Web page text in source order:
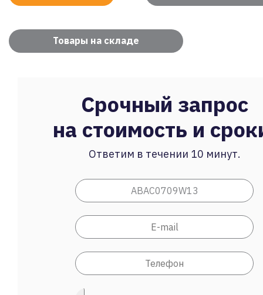
Товары на складе
Срочный запрос
на стоимость и
Ответим в течении 10 минут.